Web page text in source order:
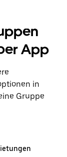
App
in
Gruppe